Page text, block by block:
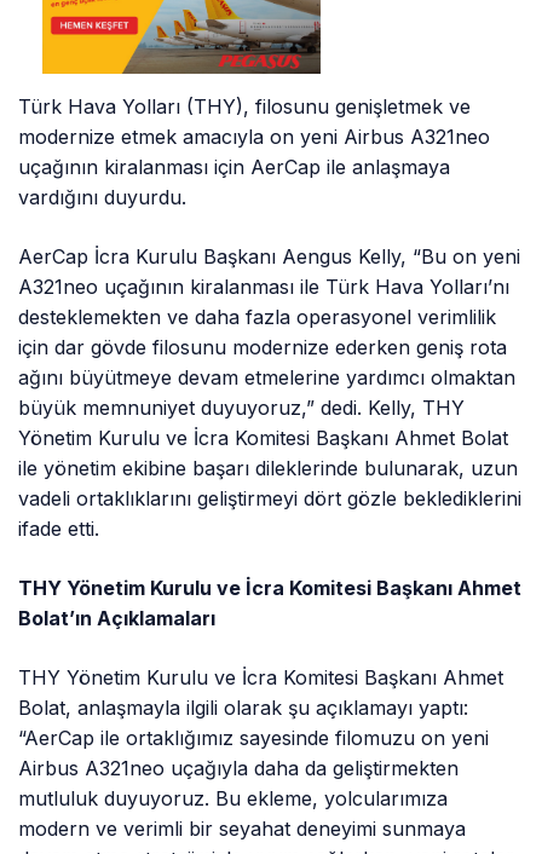
Türk Hava Yolları (THY), filosunu genişletmek ve
modernize etmek amacıyla on yeni Airbus A321neo
uçağının kiralanması için AerCap ile anlaşmaya
vardığını duyurdu.
AerCap İcra Kurulu Başkanı Aengus Kelly, “Bu on yeni
A321neo uçağının kiralanması ile Türk Hava Yolları’nı
desteklemekten ve daha fazla operasyonel verimlilik
için dar gövde filosunu modernize ederken geniş rota
ağını büyütmeye devam etmelerine yardımcı olmaktan
büyük memnuniyet duyuyoruz,” dedi. Kelly, THY
Yönetim Kurulu ve İcra Komitesi Başkanı Ahmet Bolat
ile yönetim ekibine başarı dileklerinde bulunarak, uzun
vadeli ortaklıklarını geliştirmeyi dört gözle beklediklerini
ifade etti.
THY Yönetim Kurulu ve İcra Komitesi Başkanı Ahmet
Bolat’ın Açıklamaları
THY Yönetim Kurulu ve İcra Komitesi Başkanı Ahmet
Bolat, anlaşmayla ilgili olarak şu açıklamayı yaptı:
“AerCap ile ortaklığımız sayesinde filomuzu on yeni
Airbus A321neo uçağıyla daha da geliştirmekten
mutluluk duyuyoruz. Bu ekleme, yolcularımıza
modern ve verimli bir seyahat deneyimi sunmaya